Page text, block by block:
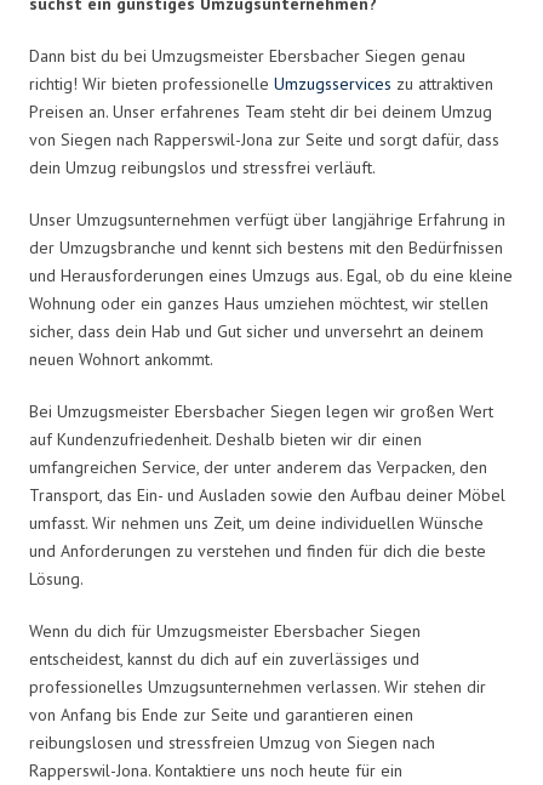
Dann bist du bei Umzugsmeister Ebersbacher Siegen genau
richtig! Wir bieten professionelle Umzugsservices zu attraktiven
Preisen an. Unser erfahrenes Team steht dir bei deinem Umzug
von Siegen nach Rapperswil-Jona zur Seite und sorgt dafür, dass
dein Umzug reibungslos und stressfrei verläuft.
Unser Umzugsunternehmen verfügt über langjährige Erfahrung in
der Umzugsbranche und kennt sich bestens mit den Bedürfnissen
und Herausforderungen eines Umzugs aus. Egal, ob du eine kleine
Wohnung oder ein ganzes Haus umziehen möchtest, wir stellen
sicher, dass dein Hab und Gut sicher und unversehrt an deinem
neuen Wohnort ankommt.
Bei Umzugsmeister Ebersbacher Siegen legen wir großen Wert
auf Kundenzufriedenheit. Deshalb bieten wir dir einen
umfangreichen Service, der unter anderem das Verpacken, den
Transport, das Ein- und Ausladen sowie den Aufbau deiner Möbel
umfasst. Wir nehmen uns Zeit, um deine individuellen Wünsche
und Anforderungen zu verstehen und finden für dich die beste
Lösung.
Wenn du dich für Umzugsmeister Ebersbacher Siegen
entscheidest, kannst du dich auf ein zuverlässiges und
professionelles Umzugsunternehmen verlassen. Wir stehen dir
von Anfang bis Ende zur Seite und garantieren einen
reibungslosen und stressfreien Umzug von Siegen nach
Rapperswil-Jona. Kontaktiere uns noch heute für ein